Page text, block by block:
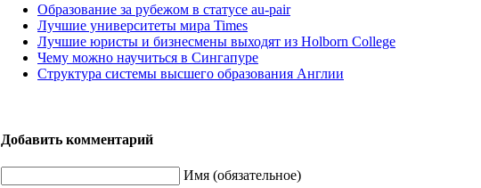
Образование за рубежом в статусе au-pair
Лучшие университеты мира Times
Лучшие юристы и бизнесмены выходят из Holborn College
Чему можно научиться в Сингапуре
Структура системы высшего образования Англии
Добавить комментарий
Имя (обязательное)